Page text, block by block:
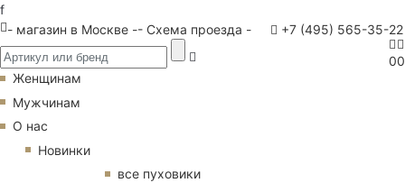
f
- магазин в Москве -- Схема проезда - +7 (495) 565-35-22
00
Женщинам
Мужчинам
О нас
Новинки
все пуховики